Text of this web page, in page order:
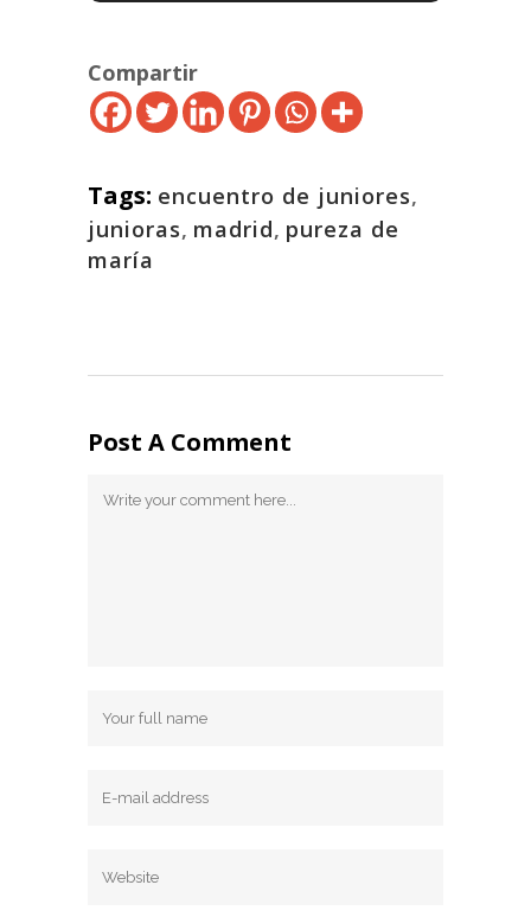
Compartir
Tags: encuentro de juniores,
junioras, madrid, pureza de
maría
Post A Comment